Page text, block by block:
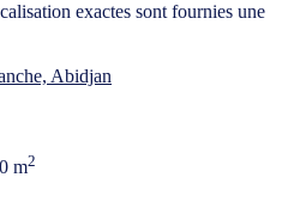
exactes sont fournies une
Abidjan
m2